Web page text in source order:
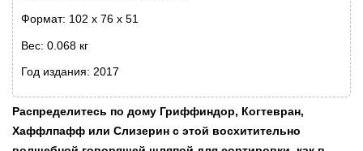
Формат: 102 х 76 х 51
Вес: 0.068 кг
Год издания: 2017
Распределитесь по дому Гриффиндор, Когтевран,
Хаффлпафф или Слизерин с этой восхитительно